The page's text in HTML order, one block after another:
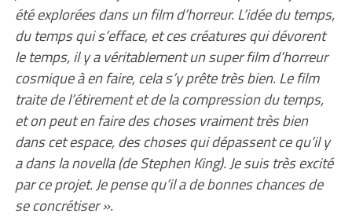
été explorées dans un film d’horreur. L’idée du temps,
du temps qui s’efface, et ces créatures qui dévorent
le temps, il y a véritablement un super film d’horreur
cosmique à en faire, cela s’y prête très bien. Le film
traite de l’étirement et de la compression du temps,
et on peut en faire des choses vraiment très bien
dans cet espace, des choses qui dépassent ce qu’il y
a dans la novella (de Stephen King). Je suis très excité
par ce projet. Je pense qu’il a de bonnes chances de
se concrétiser ».